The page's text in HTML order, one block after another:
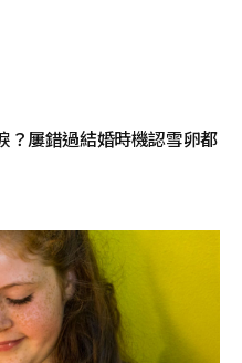
？屢錯過結婚時機認雪卵都